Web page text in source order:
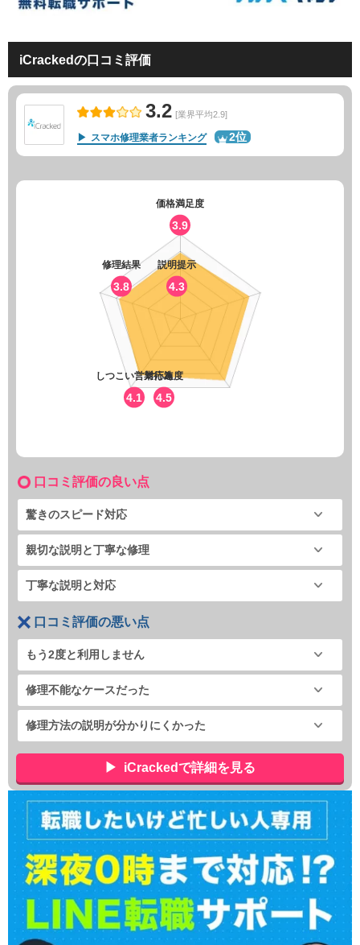
iCrackedの口コミ評価
3.2 [業界平均2.9]
スマホ修理業者ランキング 2位
価格満足度
3.9
説明提示
4.3
対応速度
4.5
しつこい営業行為
4.1
修理結果
3.8
口コミ評価の良い点
驚きのスピード対応
親切な説明と丁寧な修理
丁寧な説明と対応
口コミ評価の悪い点
もう2度と利用しません
修理不能なケースだった
修理方法の説明が分かりにくかった
iCrackedで詳細を見る